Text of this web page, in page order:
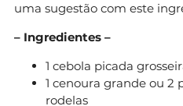
uma sugestão com este
– Ingredientes –
1 cebola picada
1 cenoura grande ou 2
rodelas